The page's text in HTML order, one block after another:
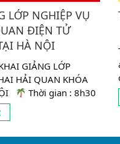
LỚP NGHIỆP VỤ
ĐIỆN TỬ
HÀ NỘI
GIẢNG LỚP
HẢI QUAN KHÓA
Thời gian : 8h30
3.200.000đ đăng